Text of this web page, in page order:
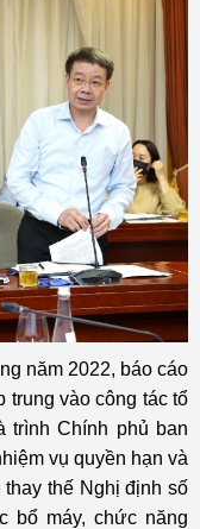
năm 2022, báo cáo
trung vào công tác tổ
trình Chính phủ ban
vụ quyền hạn và
thế Nghị định số
bổ máy, chức năng